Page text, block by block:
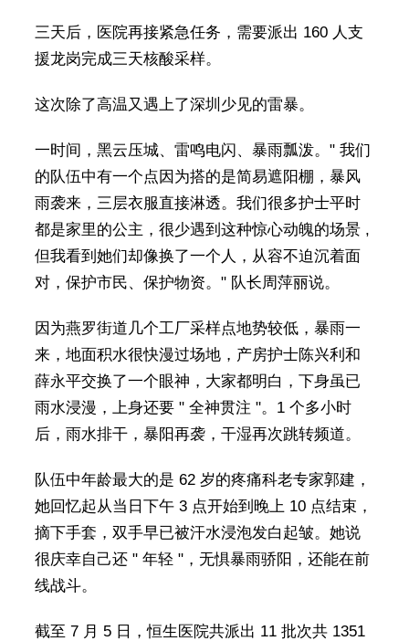
三天后，医院再接紧急任务，需要派出 160 人支
援龙岗完成三天核酸采样。
这次除了高温又遇上了深圳少见的雷暴。
一时间，黑云压城、雷鸣电闪、暴雨瓢泼。" 我们
的队伍中有一个点因为搭的是简易遮阳棚，暴风
雨袭来，三层衣服直接淋透。我们很多护士平时
都是家里的公主，很少遇到这种惊心动魄的场景 ,
但我看到她们却像换了一个人，从容不迫沉着面
对，保护市民、保护物资。" 队长周萍丽说。
因为燕罗街道几个工厂采样点地势较低，暴雨一
来，地面积水很快漫过场地，产房护士陈兴利和
薛永平交换了一个眼神，大家都明白，下身虽已
雨水浸漫，上身还要 " 全神贯注 "。1 个多小时
后，雨水排干，暴阳再袭，干湿再次跳转频道。
队伍中年龄最大的是 62 岁的疼痛科老专家郭建，
她回忆起从当日下午 3 点开始到晚上 10 点结束，
摘下手套，双手早已被汗水浸泡发白起皱。她说
很庆幸自己还 " 年轻 "，无惧暴雨骄阳，还能在前
线战斗。
截至 7 月 5 日，恒生医院共派出 11 批次共 1351